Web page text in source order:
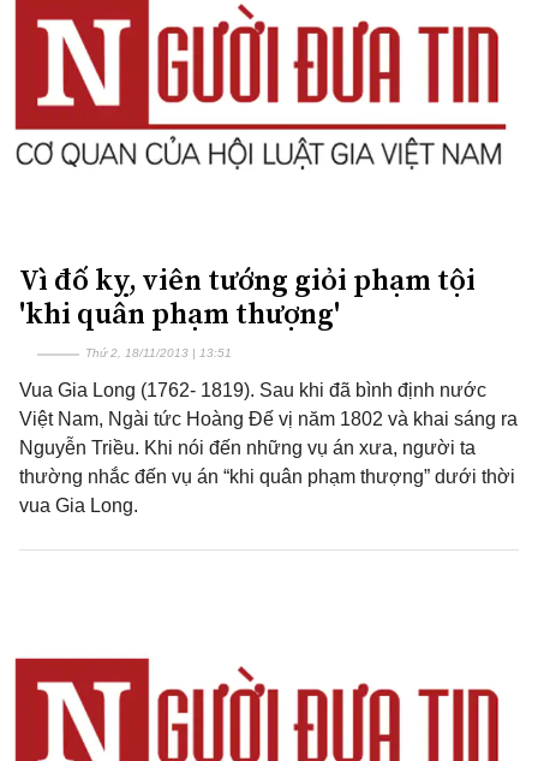
Vì đố kỵ, viên tướng giỏi phạm tội
'khi quân phạm thượng'
Thứ 2, 18/11/2013 | 13:51
Vua Gia Long (1762- 1819). Sau khi đã bình định nước
Việt Nam, Ngài tức Hoàng Đế vị năm 1802 và khai sáng ra
Nguyễn Triều. Khi nói đến những vụ án xưa, người ta
thường nhắc đến vụ án “khi quân phạm thượng” dưới thời
vua Gia Long.